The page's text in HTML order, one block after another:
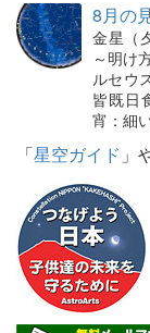
8月の
金星（
～明け
ルセウ
皆既日
宵：細
「星空ガイド 」